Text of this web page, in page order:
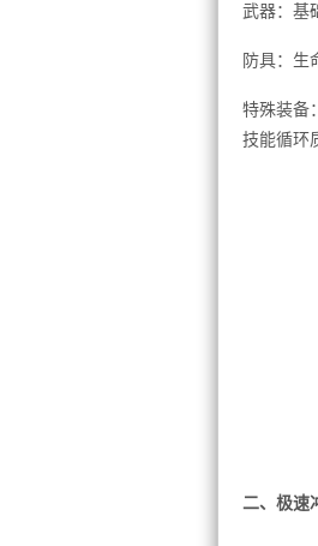
武器：基
防具：生
特殊装备
技能循环
二、极速